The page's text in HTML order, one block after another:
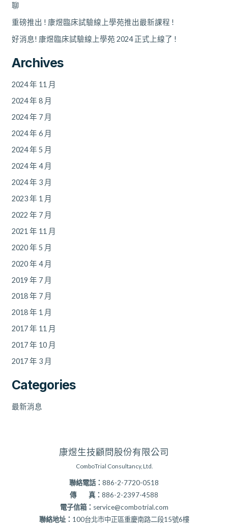
聊
重磅推出 ! 康煜臨床試驗線上學苑推出最新課程 !
好消息! 康煜臨床試驗線上學苑 2024 正式上線了 !
Archives
2024 年 11 月
2024 年 8 月
2024 年 7 月
2024 年 6 月
2024 年 5 月
2024 年 4 月
2024 年 3 月
2023 年 1 月
2022 年 7 月
2021 年 11 月
2020 年 5 月
2020 年 4 月
2019 年 7 月
2018 年 7 月
2018 年 1 月
2017 年 11 月
2017 年 10 月
2017 年 3 月
Categories
最新消息
康煜生技顧問股份有限公司
ComboTrial Consultancy, Ltd.
聯絡電話： 886-2-7720-0518
傳 真： 886-2-2397-4588
電子信箱： service@combotrial.com
聯絡地址： 100台北市中正區重慶南路二段15號6樓